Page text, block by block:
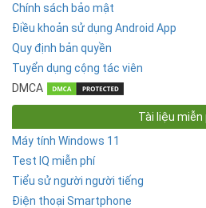
Chính sách bảo mật
Điều khoản sử dụng Android App
Quy định bản quyền
Tuyển dụng cộng tác viên
DMCA
Tài liệu miễn
Máy tính Windows 11
Test IQ miễn phí
Tiểu sử người người tiếng
Điện thoại Smartphone